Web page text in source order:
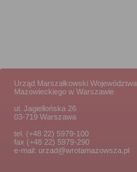
Urząd Marszałkowski Województwa
Mazowieckiego w Warszawie
ul. Jagiellońska 26
03-719 Warszawa
tel. (+48 22) 5979-100
fax (+48 22) 5979-290
e-mail: urzad@wrotamazowsza.pl